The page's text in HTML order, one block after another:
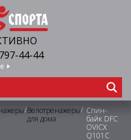
44-44
/Велотренажеры
для дома
/ Спин-
байк DFC
OVICX
Q101C